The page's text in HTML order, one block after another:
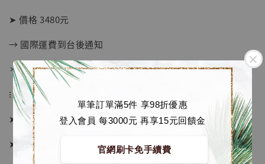
單筆訂單滿5件 享98折優惠
登入會員 每3000元 再享15元回饋金
官網刷卡免手續費
➤ 價格 3480元
→ 國際運費到台後通知
＊運費合理 請安心選購
⁝
➤ 預購截止日：數量售完即止
➤ 預計發貨日：下單後約1個月